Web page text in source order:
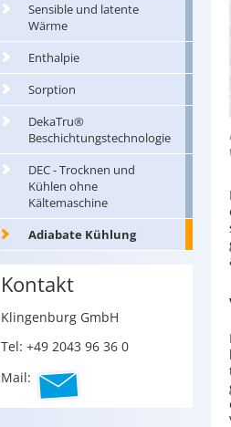
Sensible und latente
Wärme
Enthalpie
Sorption
DekaTru®
Beschichtungstechnologie
DEC - Trocknen und
Kühlen ohne
Kältemaschine
Adiabate Kühlung
Kontakt
Klin­gen­burg GmbH
Tel: +49 2043 96 36 0
Mail: